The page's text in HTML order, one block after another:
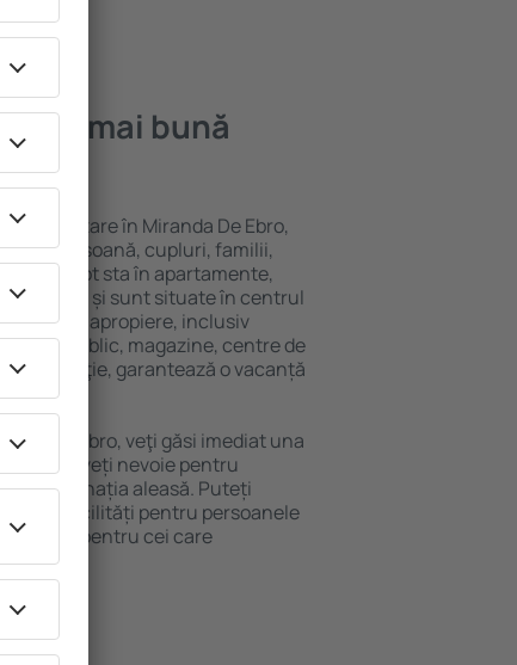
cea mai bună
de cazare în Miranda De Ebro,
persoană, cupluri, familii,
pot sta în apartamente,
intimitate și sunt situate în centrul
din apropiere, inclusiv
public, magazine, centre de
distracţie, garantează o vacanță
De Ebro, veţi găsi imediat una
tot ce aveți nevoie pentru
la destinația aleasă. Puteți
cu facilități pentru persoanele
și pentru cei care